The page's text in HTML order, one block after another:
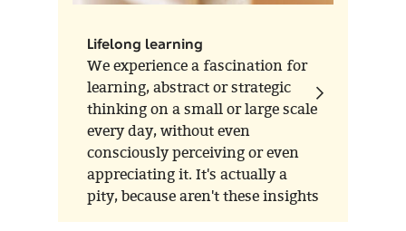
Lifelong learning
We experience a fascination for
learning, abstract or strategic
thinking on a small or large scale
every day, without even
consciously perceiving or even
appreciating it. It's actually a
pity, because aren't these insights
and experiences exactly what